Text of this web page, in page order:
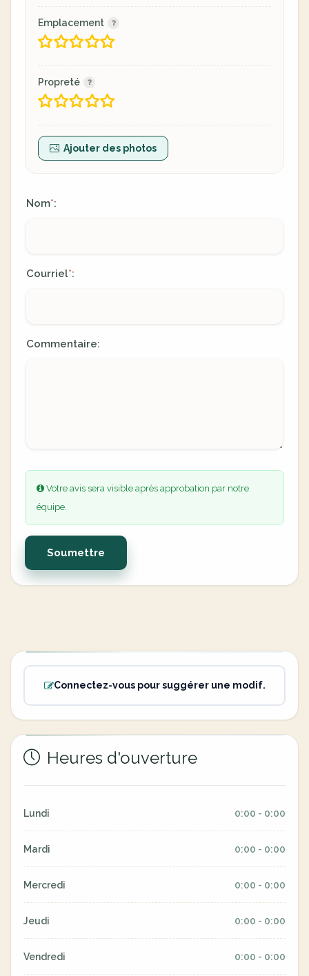
Emplacement
Propreté
Ajouter des photos
Nom*:
Courriel*:
Commentaire:
Votre avis sera visible après approbation par notre
équipe.
Soumettre
Connectez-vous pour suggérer une modif.
Heures d'ouverture
Lundi 0:00 - 0:00
Mardi 0:00 - 0:00
Mercredi 0:00 - 0:00
Jeudi 0:00 - 0:00
Vendredi 0:00 - 0:00